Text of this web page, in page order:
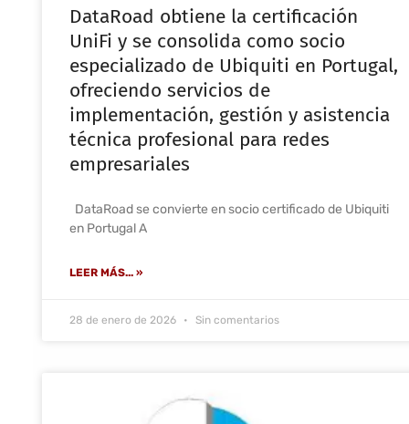
DataRoad obtiene la certificación
UniFi y se consolida como socio
especializado de Ubiquiti en Portugal,
ofreciendo servicios de
implementación, gestión y asistencia
técnica profesional para redes
empresariales
DataRoad se convierte en socio certificado de Ubiquiti
en Portugal A
LEER MÁS... »
28 de enero de 2026 Sin comentarios